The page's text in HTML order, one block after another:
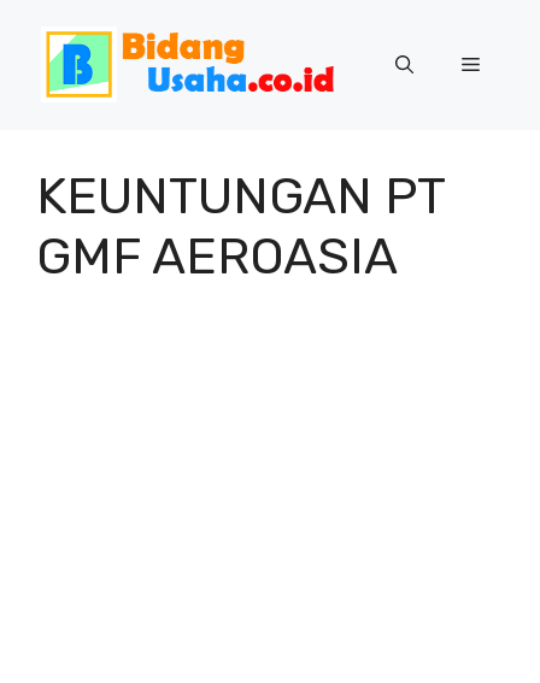
Menu
KEUNTUNGAN PT
GMF AEROASIA